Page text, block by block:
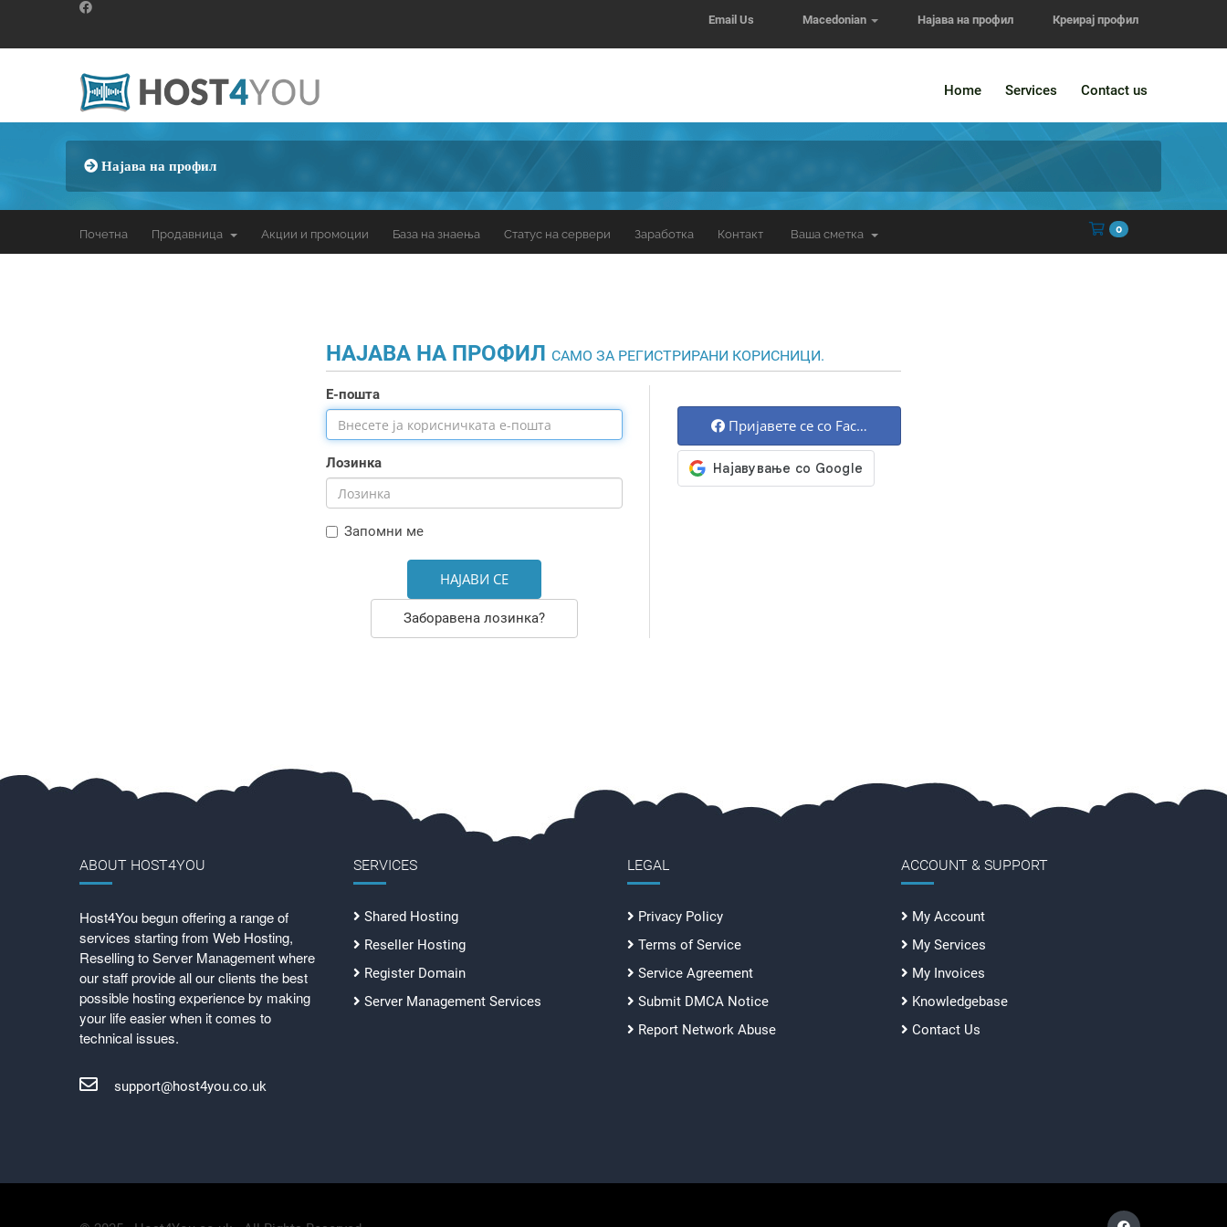
Email Us Macedonian Најава на профил Креирај профил
Home Services Contact us
Најава на профил
Почетна Продавница Акции и промоции База на знаења Статус на сервери Заработка Контакт Ваша сметка 0
НАЈАВА НА ПРОФИЛ САМО ЗА РЕГИСТРИРАНИ КОРИСНИЦИ.
Е-пошта
Лозинка
Запомни ме
Заборавена лозинка?
Пријавете се со Facebook
ABOUT HOST4YOU
Host4You begun offering a range of
services starting from Web Hosting,
Reselling to Server Management where
our staff provide all our clients the best
possible hosting experience by making
your life easier when it comes to
technical issues.
support@host4you.co.uk
SERVICES
Shared Hosting
Reseller Hosting
Register Domain
Server Management Services
LEGAL
Privacy Policy
Terms of Service
Service Agreement
Submit DMCA Notice
Report Network Abuse
ACCOUNT & SUPPORT
My Account
My Services
My Invoices
Knowledgebase
Contact Us